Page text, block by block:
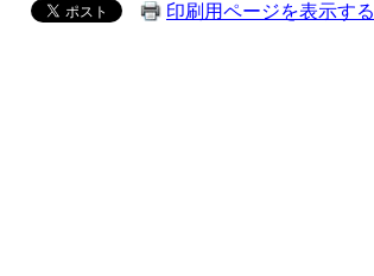
印刷用ページを表示する